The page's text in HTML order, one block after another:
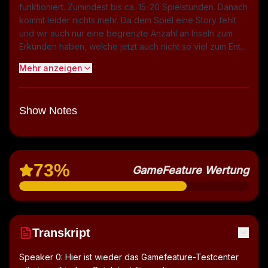
funktioniert. Zumindest bis ca. 15-20 Spielstunden. Danach
kommt leider nichts mehr. Da dem Spiel eine Story fehlt
und wir auch nur eine begrenzte Anzahl an Inseln zum
Erkunden haben, welche jetzt auch nicht so viel zum Ent...
Mehr anzeigen
Show Notes
73% GameFeature Wertung
Transkript
Speaker 0: Hier ist wieder das Gamefeature-Testcenter